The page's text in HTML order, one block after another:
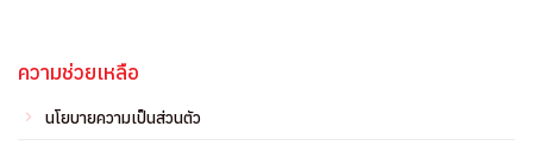
ความช่วยเหลือ
นโยบายความเป็นส่วนตัว